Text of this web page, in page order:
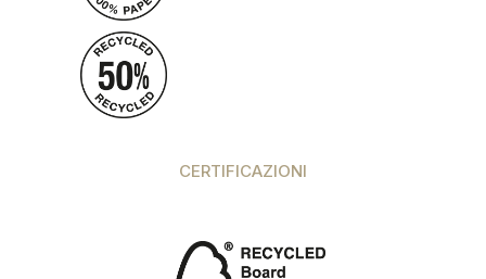
CERTIFICAZIONI